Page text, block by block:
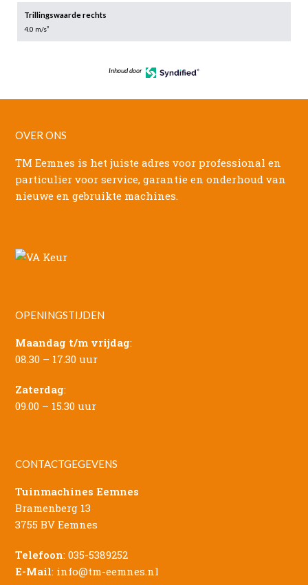
Trillingswaarde rechts
4.0 m/s²
Inhoud door
OVER ONS
TM Eemnes is het juiste adres voor professional en
particulier voor service, garantie en onderhoud van
nieuwe en gebruikte machines.
OPENINGSTIJDEN
Maandag t/m vrijdag:
08.30 – 17.30 uur
Zaterdag:
09.00 – 15.30 uur
CONTACTGEGEVENS
Tuinmachines Eemnes
Bramenberg 13
3755 BV Eemnes
Telefoon:035-5389252
E-Mail: info@tm-eemnes.nl